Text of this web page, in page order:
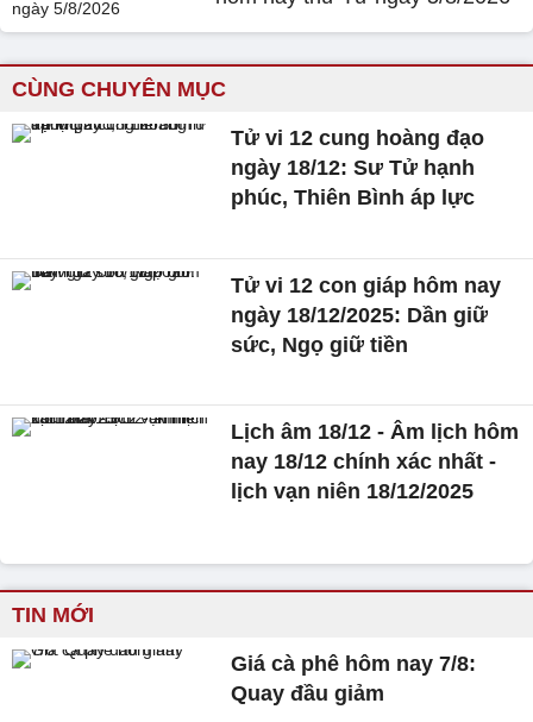
CÙNG CHUYÊN MỤC
Tử vi 12 cung hoàng đạo
ngày 18/12: Sư Tử hạnh
phúc, Thiên Bình áp lực
Tử vi 12 con giáp hôm nay
ngày 18/12/2025: Dần giữ
sức, Ngọ giữ tiền
Lịch âm 18/12 - Âm lịch hôm
nay 18/12 chính xác nhất -
lịch vạn niên 18/12/2025
TIN MỚI
Giá cà phê hôm nay 7/8:
Quay đầu giảm